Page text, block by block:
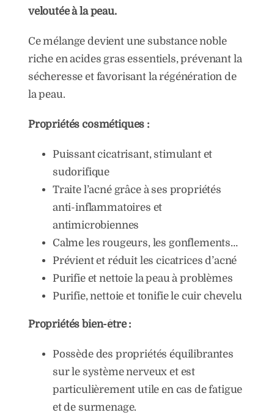
veloutée à la peau.
Ce mélange devient une substance noble
riche en acides gras essentiels, prévenant la
sécheresse et favorisant la régénération de
la peau.
Propriétés cosmétiques :
Puissant cicatrisant, stimulant et
sudorifique
Traite l’acné grâce à ses propriétés
anti-inflammatoires et
antimicrobiennes
Calme les rougeurs, les gonflements…
Prévient et réduit les cicatrices d’acné
Purifie et nettoie la peau à problèmes
Purifie, nettoie et tonifie le cuir chevelu
Propriétés bien-être :
Possède des propriétés équilibrantes
sur le système nerveux et est
particulièrement utile en cas de fatigue
et de surmenage.